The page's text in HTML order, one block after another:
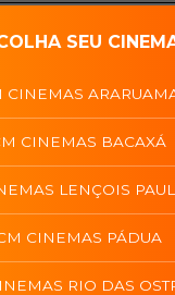
a família
dos sonhos se
Apps
de exclusivo
site indica qual
SEU
CINEMAS
CINEMAS BACAXÁ
LENÇOIS
CINEMAS PÁDUA
RIO DAS